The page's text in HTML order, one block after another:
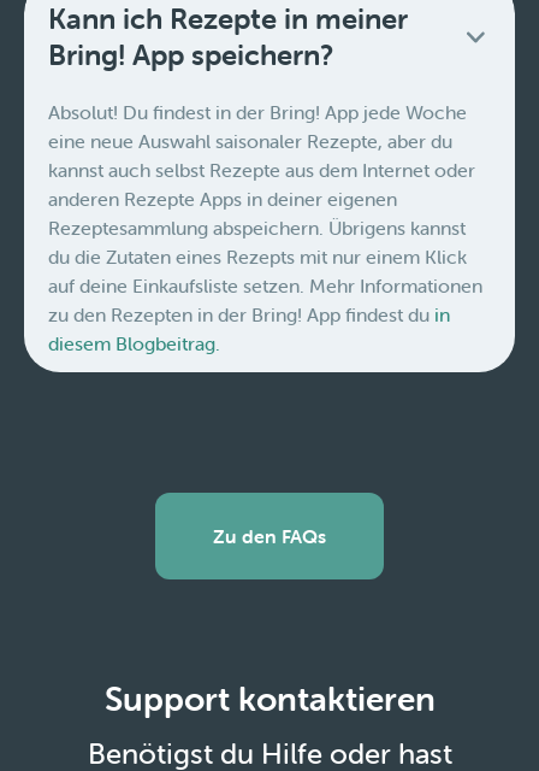
Kann ich Rezepte in meiner
Bring! App speichern?
Absolut! Du findest in der Bring! App jede Woche
eine neue Auswahl saisonaler Rezepte, aber du
kannst auch selbst Rezepte aus dem Internet oder
anderen Rezepte Apps in deiner eigenen
Rezeptesammlung abspeichern. Übrigens kannst
du die Zutaten eines Rezepts mit nur einem Klick
auf deine Einkaufsliste setzen. Mehr Informationen
zu den Rezepten in der Bring! App findest du in
diesem Blogbeitrag.
Zu den FAQs
Support kontaktieren
Benötigst du Hilfe oder hast